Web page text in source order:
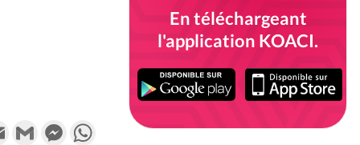
Email Gmail MessengerWhatsApp
En téléchargeant
l'application KOACI.